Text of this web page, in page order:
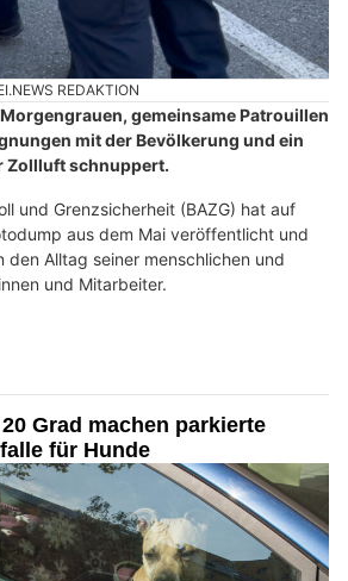
REDAKTION
gemeinsame Patrouillen
mit der Bevölkerung und ein
Zollluft schnuppert.
und Grenzsicherheit (BAZG) hat auf
aus dem Mai veröffentlicht und
den Alltag seiner menschlichen und
und Mitarbeiter.
Grad machen parkierte
für Hunde